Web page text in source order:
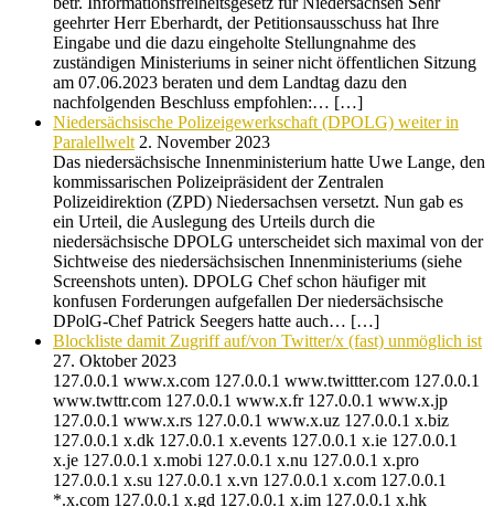
geehrter Herr Eberhardt, der Petitionsausschuss hat Ihre
Eingabe und die dazu eingeholte Stellungnahme des
zuständigen Ministeriums in seiner nicht öffentlichen Sitzung
am 07.06.2023 beraten und dem Landtag dazu den
nachfolgenden Beschluss empfohlen:… […]
Niedersächsische Polizeigewerkschaft (DPOLG) weiter in
Paralellwelt 2. November 2023
Das niedersächsische Innenministerium hatte Uwe Lange, den
kommissarischen Polizeipräsident der Zentralen
Polizeidirektion (ZPD) Niedersachsen versetzt. Nun gab es
ein Urteil, die Auslegung des Urteils durch die
niedersächsische DPOLG unterscheidet sich maximal von der
Sichtweise des niedersächsischen Innenministeriums (siehe
Screenshots unten). DPOLG Chef schon häufiger mit
konfusen Forderungen aufgefallen Der niedersächsische
DPolG-Chef Patrick Seegers hatte auch… […]
Blockliste damit Zugriff auf/von Twitter/x (fast) unmöglich ist
27. Oktober 2023
127.0.0.1 www.x.com 127.0.0.1 www.twittter.com 127.0.0.1
www.twttr.com 127.0.0.1 www.x.fr 127.0.0.1 www.x.jp
127.0.0.1 www.x.rs 127.0.0.1 www.x.uz 127.0.0.1 x.biz
127.0.0.1 x.dk 127.0.0.1 x.events 127.0.0.1 x.ie 127.0.0.1
x.je 127.0.0.1 x.mobi 127.0.0.1 x.nu 127.0.0.1 x.pro
127.0.0.1 x.su 127.0.0.1 x.vn 127.0.0.1 x.com 127.0.0.1
*.x.com 127.0.0.1 x.gd 127.0.0.1 x.im 127.0.0.1 x.hk